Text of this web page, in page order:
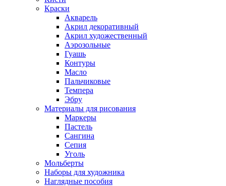
Краски
Акварель
Акрил декоративный
Акрил художественный
Аэрозольные
Гуашь
Контуры
Масло
Пальчиковые
Темпера
Эбру
Материалы для рисования
Маркеры
Пастель
Сангина
Сепия
Уголь
Мольберты
Наборы для художника
Наглядные пособия